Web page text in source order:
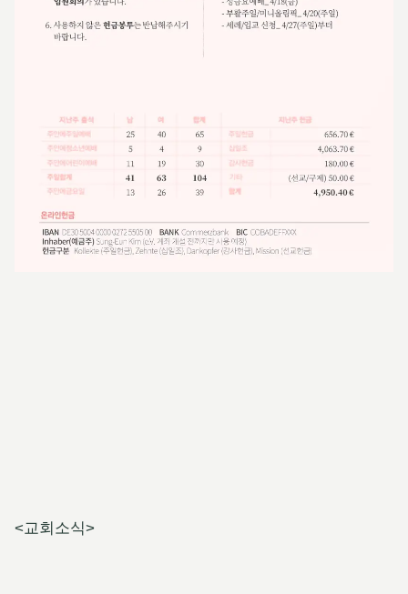
<교회소식>